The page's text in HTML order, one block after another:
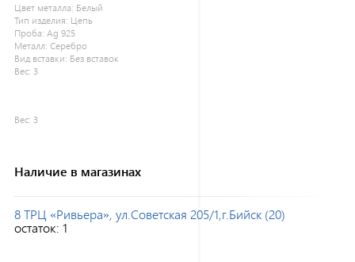
Цвет металла: Белый
Тип изделия: Цепь
Проба: Ag 925
Металл: Серебро
Вид вставки: Без вставок
Вес: 3
Вес: 3
Наличие в магазинах
8 ТРЦ «Ривьера», ул.Советская 205/1,г.Бийск (20)
остаток: 1